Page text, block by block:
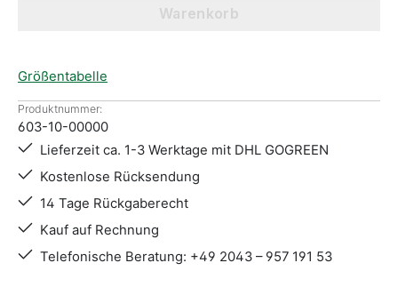
Warenkorb
Größentabelle
Produktnummer:
603-10-00000
Lieferzeit ca. 1-3 Werktage mit DHL GOGREEN
Kostenlose Rücksendung
14 Tage Rückgaberecht
Kauf auf Rechnung
Telefonische Beratung: +49 2043 – 957 191 53